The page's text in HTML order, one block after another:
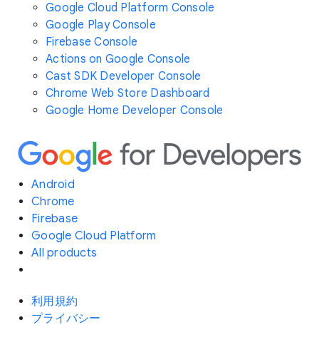
Google Cloud Platform Console
Google Play Console
Firebase Console
Actions on Google Console
Cast SDK Developer Console
Chrome Web Store Dashboard
Google Home Developer Console
Android
Chrome
Firebase
Google Cloud Platform
All products
利用規約
プライバシー